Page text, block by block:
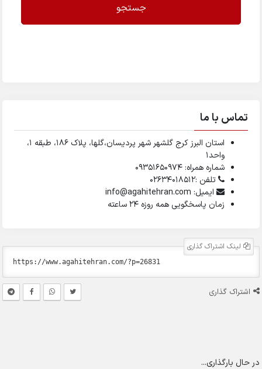
جستجو
تماس با ما
استان البرز کرج گلشهر شهر پردیسان،گلها، پلاک ۱۸۶، طبقه ۱،
واحد1
شماره همراه: 09351650974
تلفن :02634018512
ایمیل: info@agahitehran.com
زمان پاسخگویی همه روزه 24 ساعته
لینک اشتراک گذاری
اشتراک گذاری
در حال بارگذاری...